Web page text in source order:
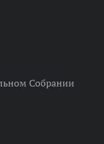
Собрании